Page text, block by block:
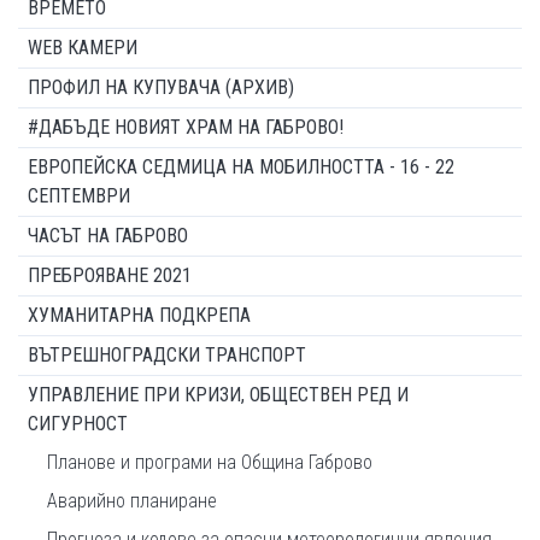
ВРЕМЕТО
WEB КАМЕРИ
ПРОФИЛ НА КУПУВАЧА (АРХИВ)
#ДАБЪДЕ НОВИЯТ ХРАМ НА ГАБРОВО!
ЕВРОПЕЙСКА СЕДМИЦА НА МОБИЛНОСТТА - 16 - 22
СЕПТЕМВРИ
ЧАСЪТ НА ГАБРОВО
ПРЕБРОЯВАНЕ 2021
ХУМАНИТАРНА ПОДКРЕПА
ВЪТРЕШНОГРАДСКИ ТРАНСПОРТ
УПРАВЛЕНИЕ ПРИ КРИЗИ, ОБЩЕСТВЕН РЕД И
СИГУРНОСТ
Планове и програми на Община Габрово
Аварийно планиране